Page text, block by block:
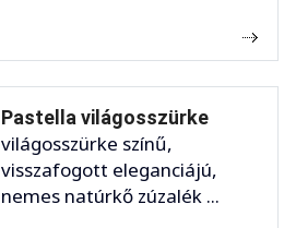
Pastella világosszürke
világosszürke színű,
visszafogott eleganciájú,
nemes natúrkő zúzalék ...